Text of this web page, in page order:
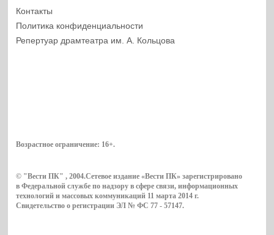
Контакты
Политика конфиденциальности
Репертуар драмтеатра им. А. Кольцова
Возрастное ограничение: 16+.
© "Вести ПК" , 2004.Сетевое издание «Вести ПК» зарегистрировано
в Федеральной службе по надзору в сфере связи, информационных
технологий и массовых коммуникаций 11 марта 2014 г.
Свидетельство о регистрации ЭЛ № ФС 77 - 57147.